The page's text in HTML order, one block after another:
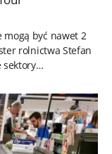
mogą być nawet 2
rolnictwa Stefan
sektory